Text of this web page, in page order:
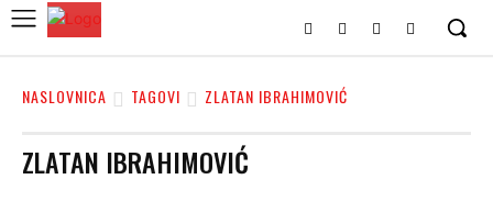
NASLOVNICA TAGOVI ZLATAN IBRAHIMOVIĆ
ZLATAN IBRAHIMOVIĆ